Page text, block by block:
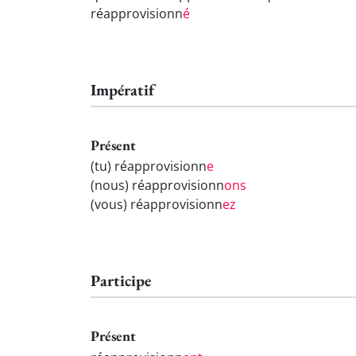
réapprovisionné
Impératif
Présent
(tu) réapprovisionne
(nous) réapprovisionnons
(vous) réapprovisionnez
Participe
Présent